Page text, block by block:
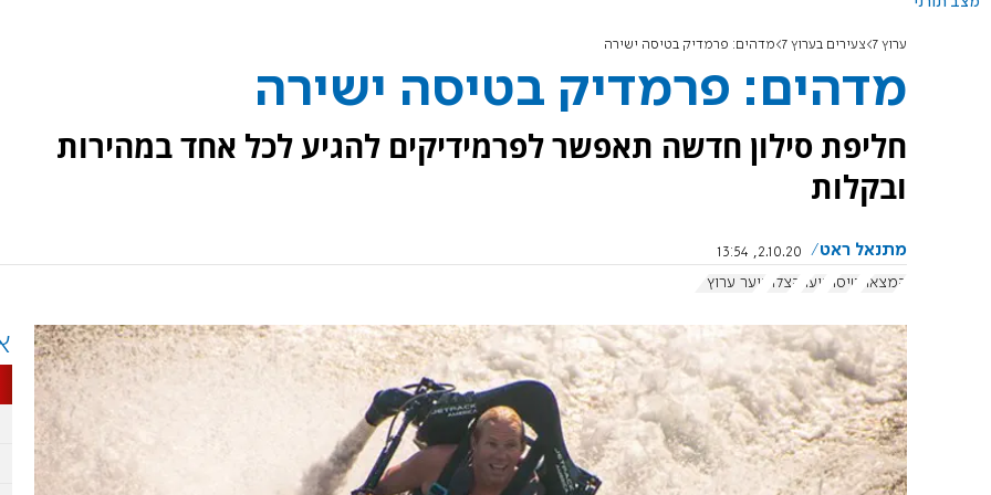
ערוץ 7 צעירים בערוץ 7 מדהים: פרמדיק בטיסה ישירה
מדהים: פרמדיק בטיסה ישירה
חליפת סילון חדשה תאפשר לפרמידיקים להגיע לכל אחד במהירות
ובקלות
מתנאל ראט
2.10.20, 13:54
המצאה
טיסה נוער הצלה נוער ערוץ 7